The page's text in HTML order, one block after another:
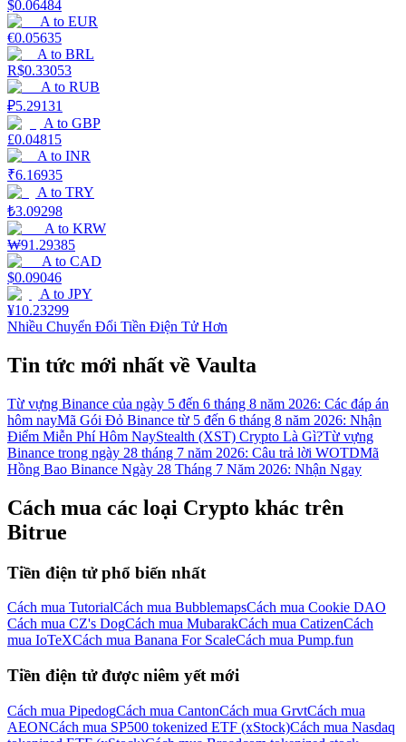
$0.06484
A to EUR
€0.05635
A to BRL
R$0.33053
A to RUB
₽5.29131
A to GBP
£0.04815
A to INR
₹6.16935
A to TRY
₺3.09298
A to KRW
₩91.29385
A to CAD
$0.09046
A to JPY
¥10.23299
Nhiều Chuyển Đổi Tiền Điện Tử Hơn
Tin tức mới nhất về Vaulta
Từ vựng Binance của ngày 5 đến 6 tháng 8 năm 2026: Các đáp án
hôm nayMã Gói Đỏ Binance từ 5 đến 6 tháng 8 năm 2026: Nhận
Điểm Miễn Phí Hôm NayStealth (XST) Crypto Là Gì?Từ vựng
Binance trong ngày 28 tháng 7 năm 2026: Câu trả lời WOTDMã
Hồng Bao Binance Ngày 28 Tháng 7 Năm 2026: Nhận Ngay
Cách mua các loại Crypto khác trên
Bitrue
Tiền điện tử phổ biến nhất
Cách mua TutorialCách mua BubblemapsCách mua Cookie DAO
Cách mua CZ's DogCách mua MubarakCách mua CatizenCách
mua IoTeXCách mua Banana For ScaleCách mua Pump.fun
Tiền điện tử được niêm yết mới
Cách mua PipedogCách mua CantonCách mua GrvtCách mua
AEONCách mua SP500 tokenized ETF (xStock)Cách mua Nasdaq